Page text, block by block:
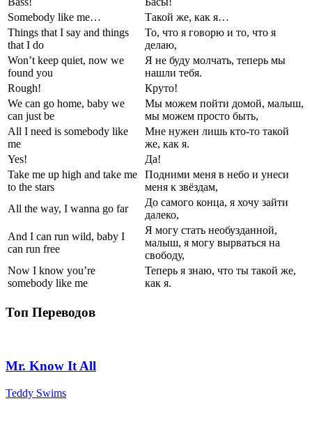
Somebody like me…
Такой же, как я…
Things that I say and things
that I do
То, что я говорю и то, что я
делаю,
Won’t keep quiet, now we
found you
Я не буду молчать, теперь мы
нашли тебя.
Rough!
Круто!
We can go home, baby we
can just be
Мы можем пойти домой, малыш,
мы можем просто быть,
All I need is somebody like
me
Мне нужен лишь кто-то такой
же, как я.
Yes!
Да!
Take me up high and take me
to the stars
Подними меня в небо и унеси
меня к звёздам,
All the way, I wanna go far
До самого конца, я хочу зайти
далеко,
And I can run wild, baby I
can run free
Я могу стать необузданной,
малыш, я могу вырваться на
свободу,
Now I know you’re
somebody like me
Теперь я знаю, что ты такой же,
как я.
Топ Переводов
Mr. Know It All
Teddy Swims